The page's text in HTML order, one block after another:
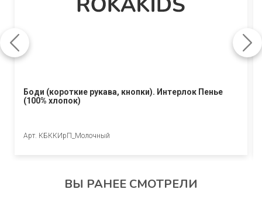
Боди (короткие рукава, кнопки). Интерлок Пенье
(100% хлопок)
Арт. КБККИрП_Молочный
ВЫ РАНЕЕ СМОТРЕЛИ